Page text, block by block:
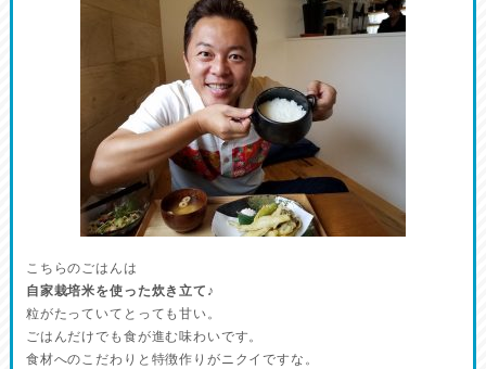
こちらのごはんは
自家栽培米を使った炊き立て♪
粒がたっていてとっても甘い。
ごはんだけでも食が進む味わいです。
食材へのこだわりと特徴作りがニクイですな。